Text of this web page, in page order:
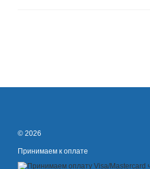
© 2026
Принимаем к оплате